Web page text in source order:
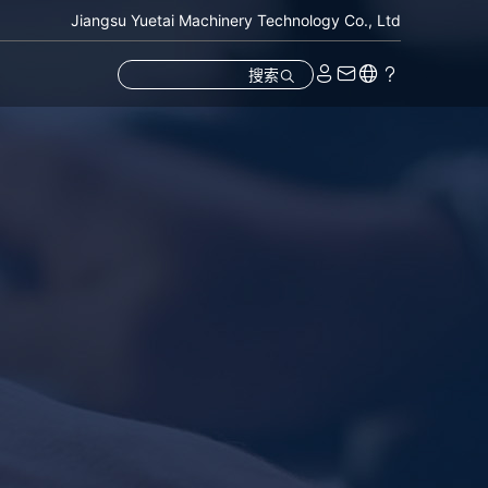
Jiangsu Yuetai Machinery Technology Co., Ltd
搜索